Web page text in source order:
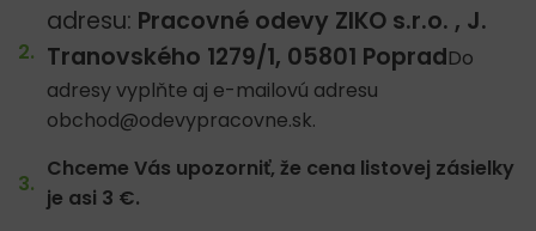
adresu: Pracovné odevy ZIKO s.r.o. , J.
Tranovského 1279/1, 05801 PopradDo
adresy vyplňte aj e-mailovú adresu
obchod@odevypracovne.sk.
Chceme Vás upozorniť, že cena listovej zásielky
je asi 3 €.